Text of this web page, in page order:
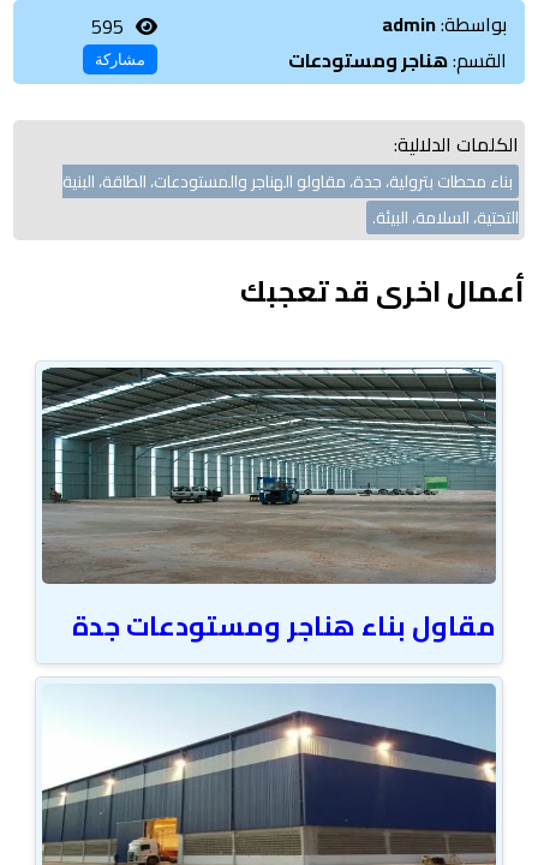
بواسطة:admin
القسم:هناجر ومستودعات
595
مشاركة
الكلمات الدلالية:
بناء محطات بترولية، جدة، مقاولو الهناجر والمستودعات، الطاقة، البنية
التحتية، السلامة، البيئة.
أعمال اخرى قد تعجبك
مقاول بناء هناجر ومستودعات جدة